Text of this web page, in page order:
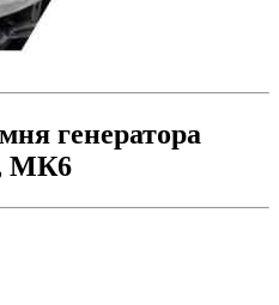
генератора
МК6